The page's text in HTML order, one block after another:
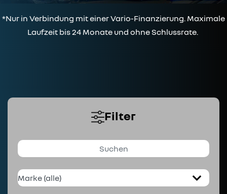
*Nur in Verbindung mit einer Vario-Finanzierung. Maximale
Laufzeit bis 24 Monate und ohne Schlussrate.
Filter